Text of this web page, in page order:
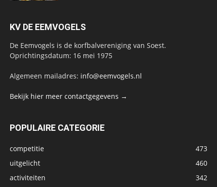
KV DE EEMVOGELS
De Eemvogels is de korfbalvereniging van Soest.
Oprichtingsdatum: 16 mei 1975
Algemeen mailadres: info@eemvogels.nl
Bekijk hier meer contactgegevens →
POPULAIRE CATEGORIE
competitie
473
uitgelicht
460
activiteiten
342